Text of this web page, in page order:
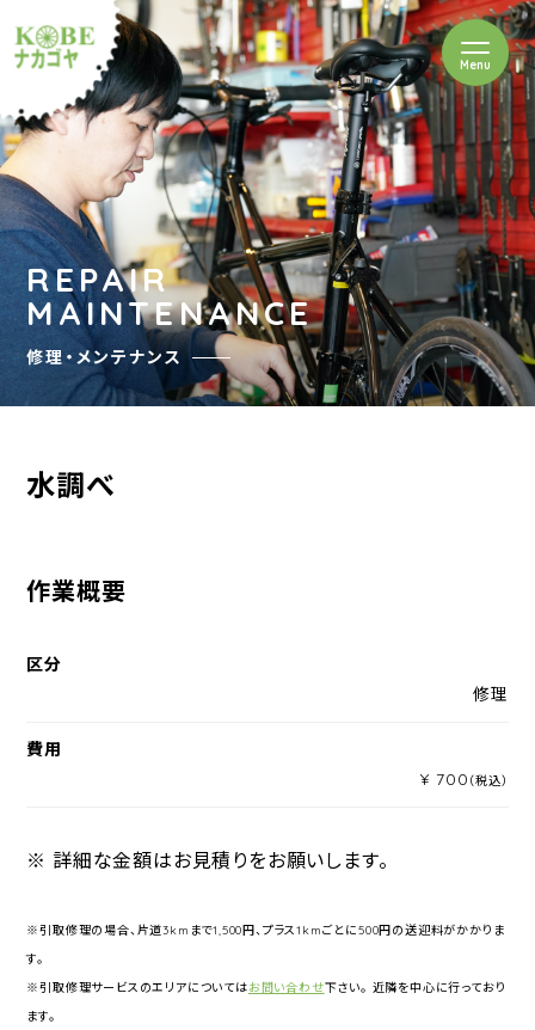
ルショップナカゴヤ
Menuを開閉
REPAIR
MAINTENANCE
修理・メンテナンス
水調べ
作業概要
区分
修理
費用
¥ 700 （税込）
※ 詳細な金額はお見積りをお願いします。
※引取修理の場合、片道3kmまで1,500円、プラス1kmごとに500円の送迎料がかかりま
す。
※引取修理サービスのエリアについてはお問い合わせ下さい。 近隣を中心に行っており
ます。